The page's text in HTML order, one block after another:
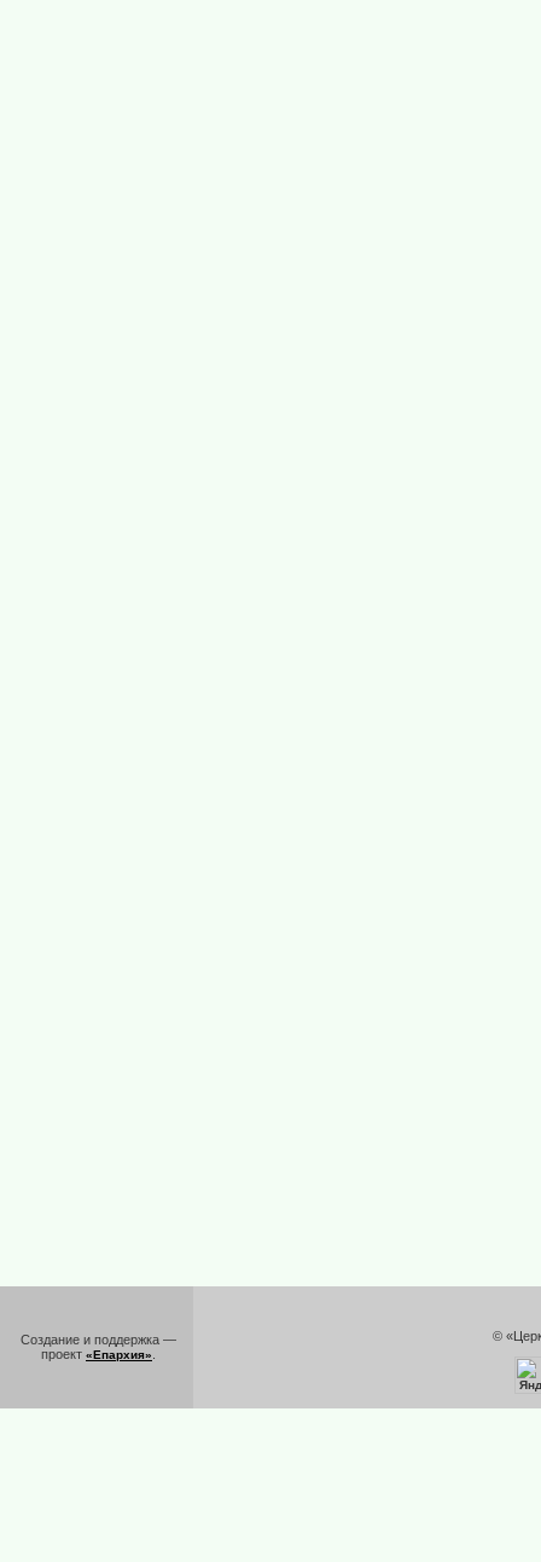
Создание и поддержка —
проект «Епархия»
©